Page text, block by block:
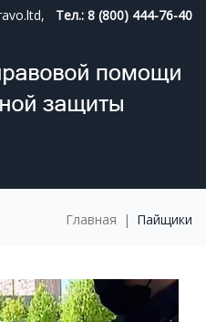
Тел.: 8 (800) 444-76-40
Главная | Пайщики